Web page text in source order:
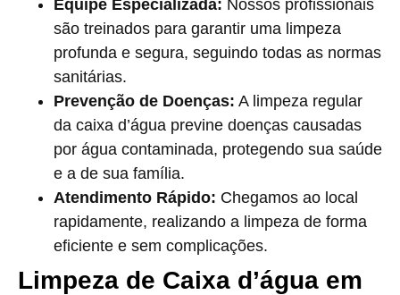
Equipe Especializada: Nossos profissionais
são treinados para garantir uma limpeza
profunda e segura, seguindo todas as normas
sanitárias.
Prevenção de Doenças: A limpeza regular
da caixa d’água previne doenças causadas
por água contaminada, protegendo sua saúde
e a de sua família.
Atendimento Rápido: Chegamos ao local
rapidamente, realizando a limpeza de forma
eficiente e sem complicações.
Limpeza de Caixa d’água em